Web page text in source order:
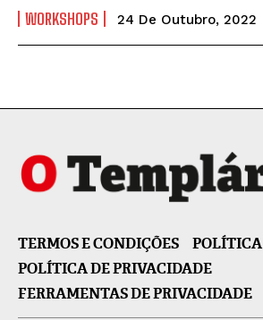
WORKSHOPS 24 De Outubro, 2022
TERMOS E CONDIÇÕES
POLÍTICA
POLÍTICA DE PRIVACIDADE
FERRAMENTAS DE PRIVACIDADE